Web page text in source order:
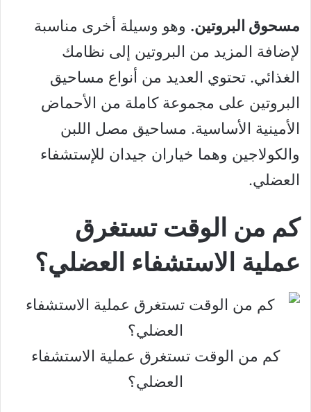
مسحوق البروتين. وهو وسيلة أخرى مناسبة
لإضافة المزيد من البروتين إلى نظامك
الغذائي. تحتوي العديد من أنواع مساحيق
البروتين على مجموعة كاملة من الأحماض
الأمينية الأساسية. مساحيق مصل اللبن
والكولاجين وهما خياران جيدان للإستشفاء
العضلي.
كم من الوقت تستغرق
عملية الاستشفاء العضلي؟
كم من الوقت تستغرق عملية الاستشفاء
العضلي؟